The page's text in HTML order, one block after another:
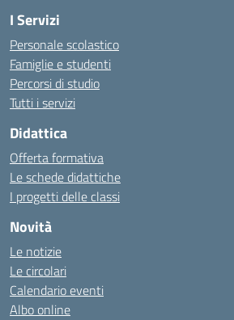
I Servizi
Personale scolastico
Famiglie e studenti
Percorsi di studio
Tutti i servizi
Didattica
Offerta formativa
Le schede didattiche
I progetti delle classi
Novità
Le notizie
Le circolari
Calendario eventi
Albo online